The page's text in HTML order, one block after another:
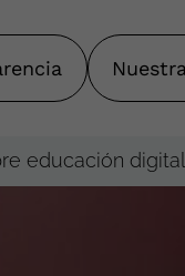
educación